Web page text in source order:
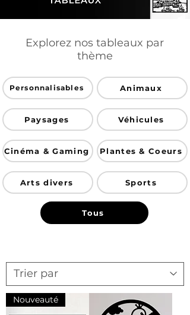
gaming ou créations personnalisées :
explorez nos modèles décoratifs pour
Explorez nos tableaux par
thème
Personnalisables Animaux
Paysages Véhicules
Cinéma & Gaming Plantes & Coeurs
Arts divers Sports
Tous
Nouveauté